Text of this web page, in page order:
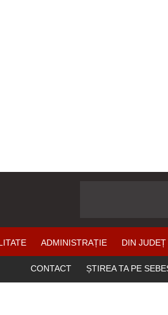
ADMINISTRAȚIE DIN JUDEȚ
CONTACT ȘTIREA TA PE